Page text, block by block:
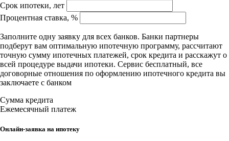
Срок ипотеки, лет
Процентная ставка, %
Заполните одну заявку для всех банков. Банки партнеры
подберут вам оптимальную ипотечную программу, рассчитают
точную сумму ипотечных платежей, срок кредита и расскажут о
всей процедуре выдачи ипотеки. Сервис бесплатный, все
договорные отношения по оформлению ипотечного кредита вы
заключаете с банком
Сумма кредита
Ежемесячный платеж
Онлайн-заявка на ипотеку